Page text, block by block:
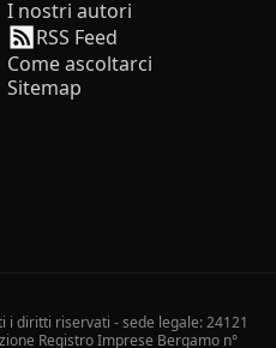
I nostri autori
RSS Feed
Come ascoltarci
Sitemap
i diritti riservati - sede legale: 24121
Registro Imprese Bergamo n°